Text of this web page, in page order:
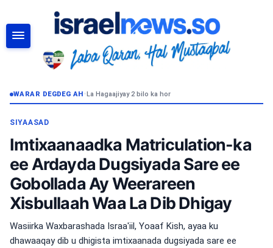
WARAR DEGDEG AH•La Hagaajiyay 2 bilo ka hor
SIYAASAD
Imtixaanaadka Matriculation-ka
ee Ardayda Dugsiyada Sare ee
Gobollada Ay Weerareen
Xisbullaah Waa La Dib Dhigay
Wasiirka Waxbarashada Israa'iil, Yoaaf Kish, ayaa ku
dhawaaqay dib u dhigista imtixaanada dugsiyada sare ee